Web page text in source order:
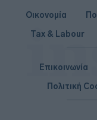
Οικονομία
Tax & Labour
Επικοινωνία
Πολιτική